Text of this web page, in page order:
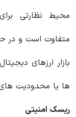
محیط نظارتی
متفاوت است و در
بازار ارزهای
ها یا محدودیت
ریسک امنیتی